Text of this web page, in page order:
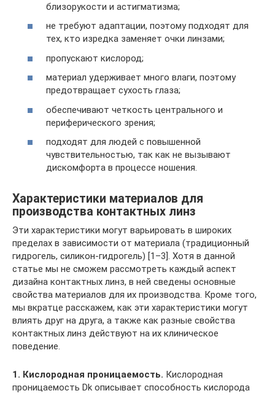
близорукости и астигматизма;
не требуют адаптации, поэтому подходят для
тех, кто изредка заменяет очки линзами;
пропускают кислород;
материал удерживает много влаги, поэтому
предотвращает сухость глаза;
обеспечивают четкость центрального и
периферического зрения;
подходят для людей с повышенной
чувствительностью, так как не вызывают
дискомфорта в процессе ношения.
Характеристики материалов для
производства контактных линз
Эти характеристики могут варьировать в широких
пределах в зависимости от материала (традиционный
гидрогель, силикон-гидрогель) [1–3]. Хотя в данной
статье мы не сможем рассмотреть каждый аспект
дизайна контактных линз, в ней сведены основные
свойства материалов для их производства. Кроме того,
мы вкратце расскажем, как эти характеристики могут
влиять друг на друга, а также как разные свойства
контактных линз действуют на их клиническое
поведение.
1. Кислородная проницаемость. Кислородная
проницаемость Dk описывает способность кислорода